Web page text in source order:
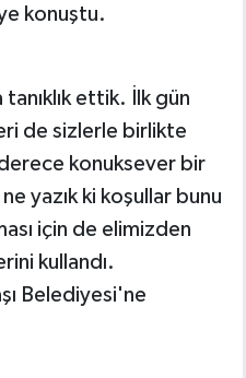
konuştu.
tanıklık ettik. İlk gün
de sizlerle birlikte
konuksever bir
yazık ki koşullar bunu
için de elimizden
kullandı.
Belediyesi'ne